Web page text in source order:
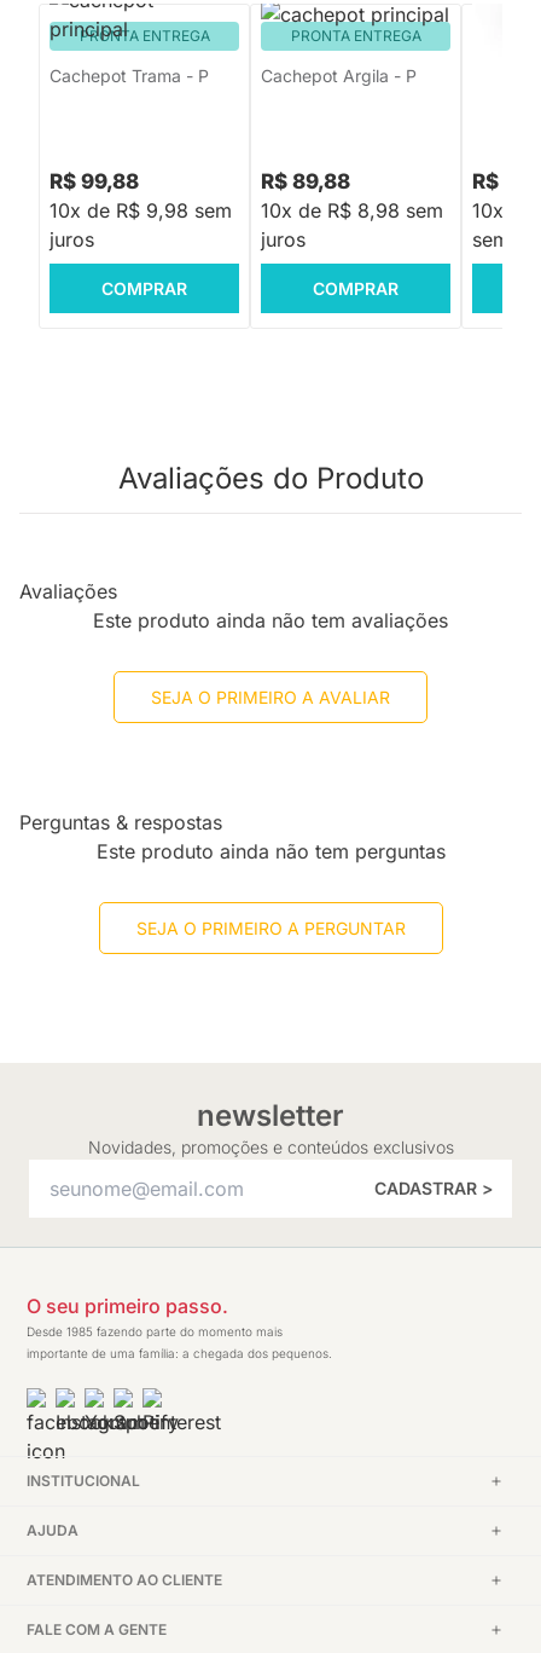
PRONTA ENTREGA
Cachepot Trama - P
R$ 99,88
10x de R$ 9,98 sem
juros
COMPRAR
PRONTA ENTREGA
Cachepot Argila - P
R$ 89,88
10x de R$ 8,98 sem
juros
COMPRAR
R$
10x de
sem
Avaliações do Produto
Avaliações
Este produto ainda não tem avaliações
SEJA O PRIMEIRO A AVALIAR
Perguntas & respostas
Este produto ainda não tem perguntas
SEJA O PRIMEIRO A PERGUNTAR
newsletter
Novidades, promoções e conteúdos exclusivos
CADASTRAR >
O seu primeiro passo.
Desde 1985 fazendo parte do momento mais
importante de uma família: a chegada dos pequenos.
INSTITUCIONAL
AJUDA
ATENDIMENTO AO CLIENTE
FALE COM A GENTE